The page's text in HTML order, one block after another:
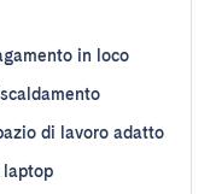
in loco
di lavoro adatto
laptop